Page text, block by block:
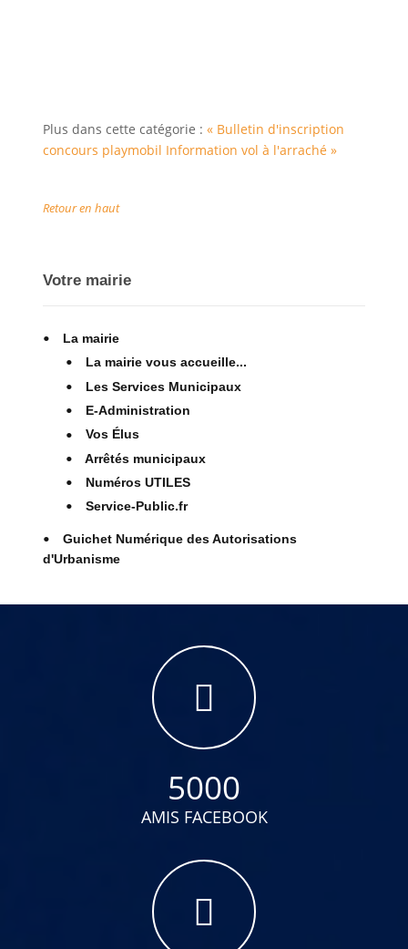
Plus dans cette catégorie : « Bulletin d'inscription
concours playmobil Information vol à l'arraché »
Retour en haut
Votre mairie
La mairie
La mairie vous accueille...
Les Services Municipaux
E-Administration
Vos Élus
Arrêtés municipaux
Numéros UTILES
Service-Public.fr
Guichet Numérique des Autorisations
d'Urbanisme
5000
AMIS FACEBOOK